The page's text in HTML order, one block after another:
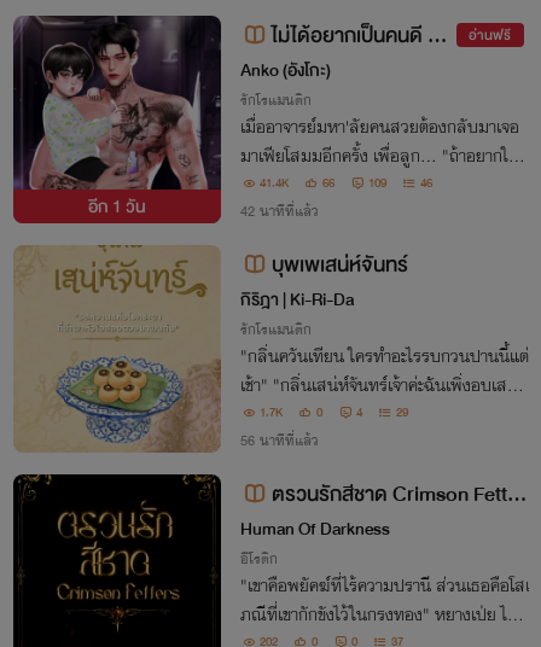
อีก 1 วัน
ไม่ได้อยากเป็นคนดี แต่
ขอเป็นแดดดี้ของหนู
อ่านฟรี
Anko (อังโกะ)
รักโรแมนติก
เมื่ออาจารย์มหา'ลัยคนสวยต้องกลับมาเจอ
มาเฟียโสมมอีกครั้ง เพื่อลูก... "ถ้าอยากให้
ลูกเธอผ่าตัดเร็วขึ้น เราก็ต้องร่วมด้วยช่วยกัน
อย่าปล่อยให้ฉัน'เสี้ยนตาย'อยู่คนเดียว"
41.4K 66 109 46
42 นาทีที่แล้ว
บุพเพเสน่ห์จันทร์
กิริฎา​ | Ki-Ri-Da
รักโรแมนติก
"กลิ่นควันเทียน ใครทำอะไรรบกวนปานนี้แต่
เช้า" "กลิ่นเสน่ห์จันทร์เจ้าค่ะฉันเพิ่งอบเสร็จ
ใหม่ๆลองชิมดูสิเจ้าคะ" "ชื่อขนมรึหรือเจ้าจะใ
ช้เสน่ห์เล่ห์กลใดกับข้า" "เสน่ห์ขนมต่างหาก
1.7K 0 4 29
56 นาทีที่แล้ว
ตรวนรักสีชาด Crimson Fetter
s
Human Of Darkness
อีโรติก
"เขาคือพยัคฆ์ที่ไร้ความปรานี ส่วนเธอคือโสเ
ภณีที่เขากักขังไว้ในกรงทอง" หยางเป่ย ไม่เ
202 0 0 37